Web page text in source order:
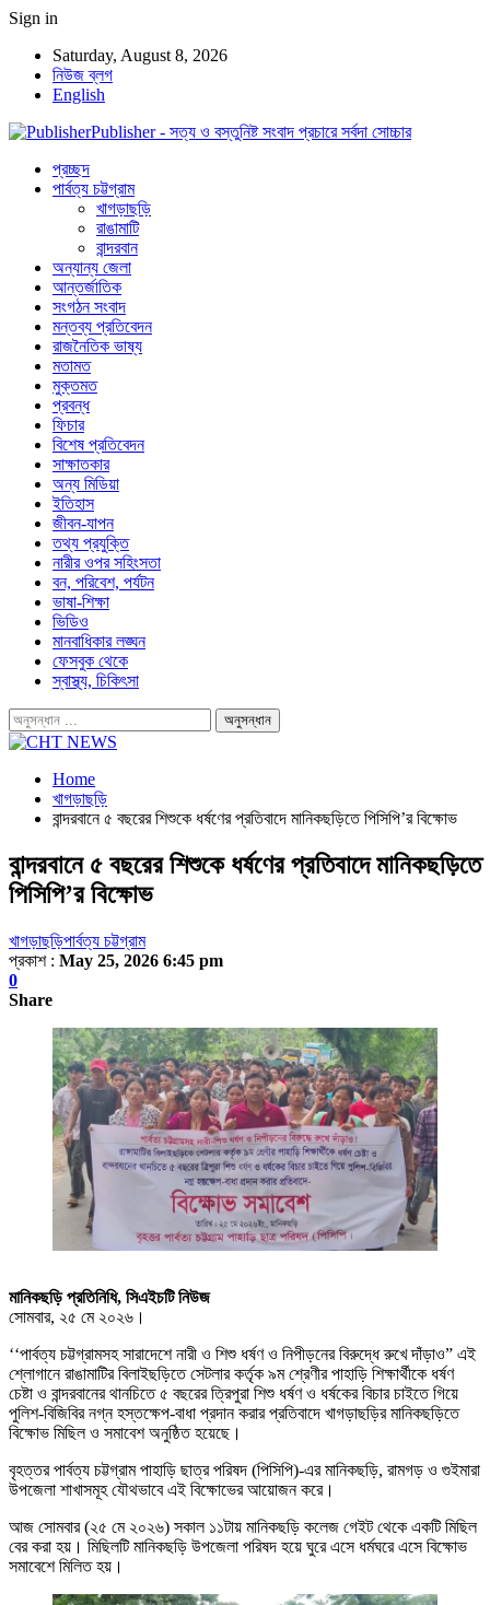
Sign in
Saturday, August 8, 2026
নিউজ ব্লগ
English
Publisher - সত্য ও বস্তুনিষ্ট সংবাদ প্রচারে সর্বদা সোচ্চার
প্রচ্ছদ
পার্বত্য চট্টগ্রাম
খাগড়াছড়ি
রাঙামাটি
বান্দরবান
অন্যান্য জেলা
আন্তর্জাতিক
সংগঠন সংবাদ
মন্তব্য প্রতিবেদন
রাজনৈতিক ভাষ্য
মতামত
মুক্তমত
প্রবন্ধ
ফিচার
বিশেষ প্রতিবেদন
সাক্ষাতকার
অন্য মিডিয়া
ইতিহাস
জীবন-যাপন
তথ্য প্রযুক্তি
নারীর ওপর সহিংসতা
বন, পরিবেশ, পর্যটন
ভাষা-শিক্ষা
ভিডিও
মানবাধিকার লঙ্ঘন
ফেসবুক থেকে
স্বাস্থ্য, চিকিৎসা
Home
খাগড়াছড়ি
বান্দরবানে ৫ বছরের শিশুকে ধর্ষণের প্রতিবাদে মানিকছড়িতে পিসিপি’র বিক্ষোভ
বান্দরবানে ৫ বছরের শিশুকে ধর্ষণের প্রতিবাদে মানিকছড়িতে
পিসিপি’র বিক্ষোভ
খাগড়াছড়িপার্বত্য চট্টগ্রাম
প্রকাশ : May 25, 2026 6:45 pm
0
Share
মানিকছড়ি প্রতিনিধি, সিএইচটি নিউজ
সোমবার, ২৫ মে ২০২৬।
‘‘পার্বত্য চট্টগ্রামসহ সারাদেশে নারী ও শিশু ধর্ষণ ও নিপীড়নের বিরুদ্ধে রুখে দাঁড়াও” এই
শ্লোগানে রাঙামাটির বিলাইছড়িতে সেটলার কর্তৃক ৯ম শ্রেণীর পাহাড়ি শিক্ষার্থীকে ধর্ষণ
চেষ্টা ও বান্দরবানের থানচিতে ৫ বছরের ত্রিপুরা শিশু ধর্ষণ ও ধর্ষকের বিচার চাইতে গিয়ে
পুলিশ-বিজিবির নগ্ন হস্তক্ষেপ-বাধা প্রদান করার প্রতিবাদে খাগড়াছড়ির মানিকছড়িতে
বিক্ষোভ মিছিল ও সমাবেশ অনুষ্ঠিত হয়েছে।
বৃহত্তর পার্বত্য চট্টগ্রাম পাহাড়ি ছাত্র পরিষদ (পিসিপি)-এর মানিকছড়ি, রামগড় ও গুইমারা
উপজেলা শাখাসমূহ যৌথভাবে এই বিক্ষোভের আয়োজন করে।
আজ সোমবার (২৫ মে ২০২৬) সকাল ১১টায় মানিকছড়ি কলেজ গেইট থেকে একটি মিছিল
বের করা হয়। মিছিলটি মানিকছড়ি উপজেলা পরিষদ হয়ে ঘুরে এসে ধর্মঘরে এসে বিক্ষোভ
সমাবেশে মিলিত হয়।